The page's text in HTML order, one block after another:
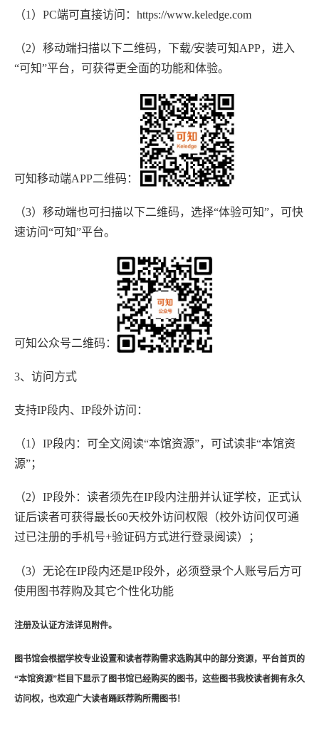
（1）PC端可直接访问：https://www.keledge.com
（2）移动端扫描以下二维码，下载/安装可知APP，进入
“可知”平台，可获得更全面的功能和体验。
可知移动端APP二维码：
（3）移动端也可扫描以下二维码，选择“体验可知”，可快
速访问“可知”平台。
可知公众号二维码：
3、访问方式
支持IP段内、IP段外访问：
（1）IP段内：可全文阅读“本馆资源”，可试读非“本馆资
源”；
（2）IP段外： 读者须先在IP段内注册并认证学校，正式认
证后读者可获得最长60天校外访问权限（校外访问仅可通
过已注册的手机号+验证码方式进行登录阅读）；
（3）无论在IP段内还是IP段外，必须登录个人账号后方可
使用图书荐购及其它个性化功能
注册及认证方法详见附件。
图书馆会根据学校专业设置和读者荐购需求选购其中的部分资源，平台首页的
“本馆资源”栏目下显示了图书馆已经购买的图书，这些图书我校读者拥有永久
访问权，也欢迎广大读者踊跃荐购所需图书！